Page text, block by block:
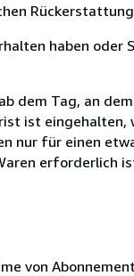
haben
dem Tag, an
ist
nur für einen
erforderlich
von